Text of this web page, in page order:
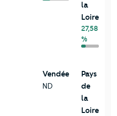
la
Loire
27,58
%
Vendée
ND
Pays
de
la
Loire